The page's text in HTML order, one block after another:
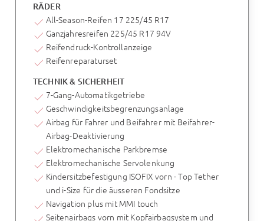
RÄDER
All-Season-Reifen 17 225/45 R17
Ganzjahresreifen 225/45 R17 94V
Reifendruck-Kontrollanzeige
Reifenreparaturset
TECHNIK & SICHERHEIT
7-Gang-Automatikgetriebe
Geschwindigkeitsbegrenzungsanlage
Airbag für Fahrer und Beifahrer mit Beifahrer-
Airbag-Deaktivierung
Elektromechanische Parkbremse
Elektromechanische Servolenkung
Kindersitzbefestigung ISOFIX vorn - Top Tether
und i-Size für die äusseren Fondsitze
Navigation plus mit MMI touch
Seitenairbags vorn mit Kopfairbagsystem und